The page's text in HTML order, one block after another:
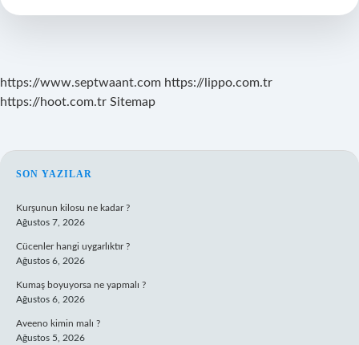
Müzik
https://www.septwaant.com https://lippo.com.tr
https://hoot.com.tr Sitemap
SIDEBAR
SON YAZILAR
Kurşunun kilosu ne kadar ?
Ağustos 7, 2026
Cücenler hangi uygarlıktır ?
Ağustos 6, 2026
Kumaş boyuyorsa ne yapmalı ?
Ağustos 6, 2026
Aveeno kimin malı ?
Ağustos 5, 2026